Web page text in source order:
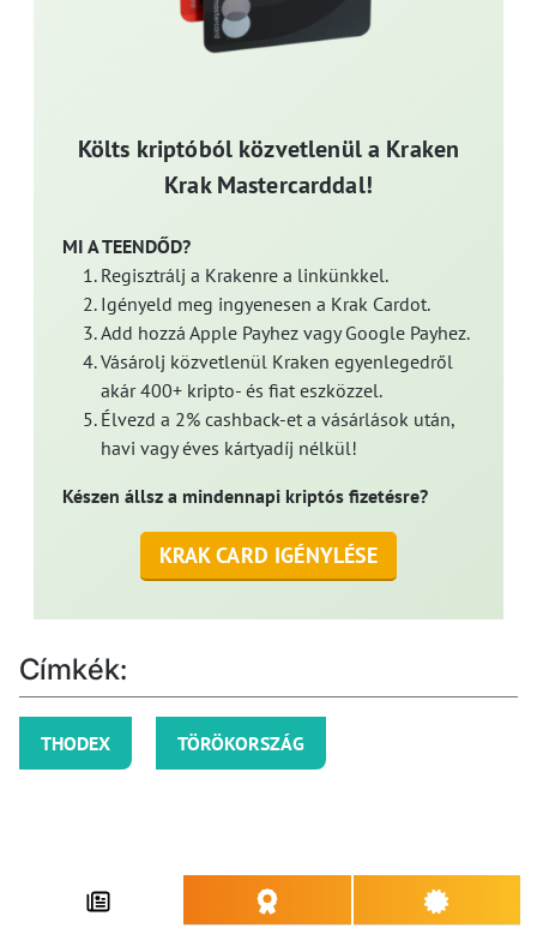
Költs kriptóból közvetlenül a Kraken
Krak Mastercarddal!
MI A TEENDŐD?
Regisztrálj a Krakenre a linkünkkel.
Igényeld meg ingyenesen a Krak Cardot.
Add hozzá Apple Payhez vagy Google Payhez.
Vásárolj közvetlenül Kraken egyenlegedről
akár 400+ kripto- és fiat eszközzel.
Élvezd a 2% cashback-et a vásárlások után,
havi vagy éves kártyadíj nélkül!
Készen állsz a mindennapi kriptós fizetésre?
KRAK CARD IGÉNYLÉSE
Címkék:
THODEX TÖRÖKORSZÁG